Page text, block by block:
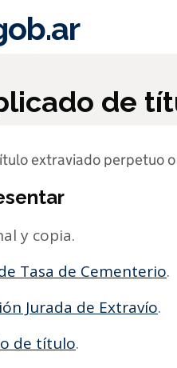
de
extraviado perpetuo
y copia.
Tasa de Cementerio.
Jurada de Extravío.
de título.